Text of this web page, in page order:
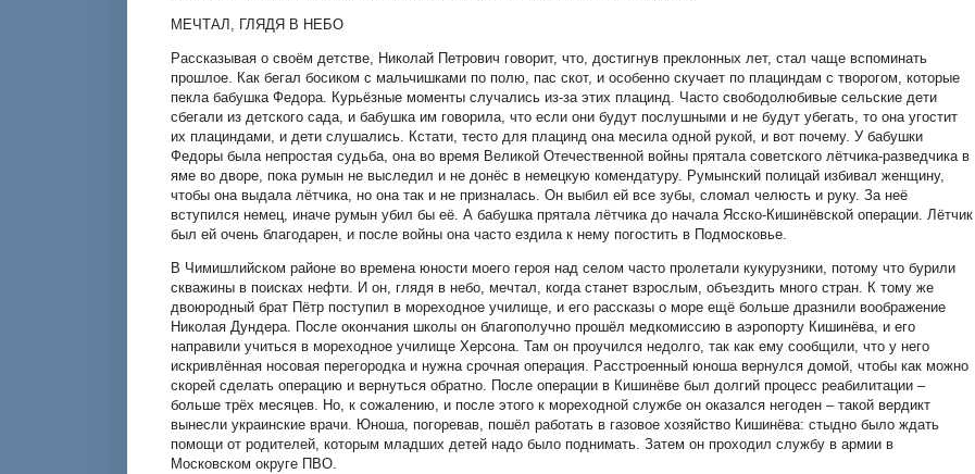
МЕЧТАЛ, ГЛЯДЯ В НЕБО
Рассказывая о своём детстве, Николай Петрович говорит, что, достигнув преклонных лет, стал чаще вспоминать
прошлое. Как бегал босиком с мальчишками по полю, пас скот, и особенно скучает по плациндам с творогом, которые
пекла бабушка Федора. Курьёзные моменты случались из-за этих плацинд. Часто свободолюбивые сельские дети
сбегали из детского сада, и бабушка им говорила, что если они будут послушными и не будут убегать, то она угостит
их плациндами, и дети слушались. Кстати, тесто для плацинд она месила одной рукой, и вот почему. У бабушки
Федоры была непростая судьба, она во время Великой Отечественной войны прятала советского лётчика-разведчика в
яме во дворе, пока румын не выследил и не донёс в немецкую комендатуру. Румынский полицай избивал женщину,
чтобы она выдала лётчика, но она так и не призналась. Он выбил ей все зубы, сломал челюсть и руку. За неё
вступился немец, иначе румын убил бы её. А бабушка прятала лётчика до начала Ясско-Кишинёвской операции. Лётчик
был ей очень благодарен, и после войны она часто ездила к нему погостить в Подмосковье.
В Чимишлийском районе во времена юности моего героя над селом часто пролетали кукурузники, потому что бурили
скважины в поисках нефти. И он, глядя в небо, мечтал, когда станет взрослым, объездить много стран. К тому же
двоюродный брат Пётр поступил в мореходное училище, и его рассказы о море ещё больше дразнили воображение
Николая Дундера. После окончания школы он благополучно прошёл медкомиссию в аэропорту Кишинёва, и его
направили учиться в мореходное училище Херсона. Там он проучился недолго, так как ему сообщили, что у него
искривлённая носовая перегородка и нужна срочная операция. Расстроенный юноша вернулся домой, чтобы как можно
скорей сделать операцию и вернуться обратно. После операции в Кишинёве был долгий процесс реабилитации –
больше трёх месяцев. Но, к сожалению, и после этого к мореходной службе он оказался негоден – такой вердикт
вынесли украинские врачи. Юноша, погоревав, пошёл работать в газовое хозяйство Кишинёва: стыдно было ждать
помощи от родителей, которым младших детей надо было поднимать. Затем он проходил службу в армии в
Московском округе ПВО.